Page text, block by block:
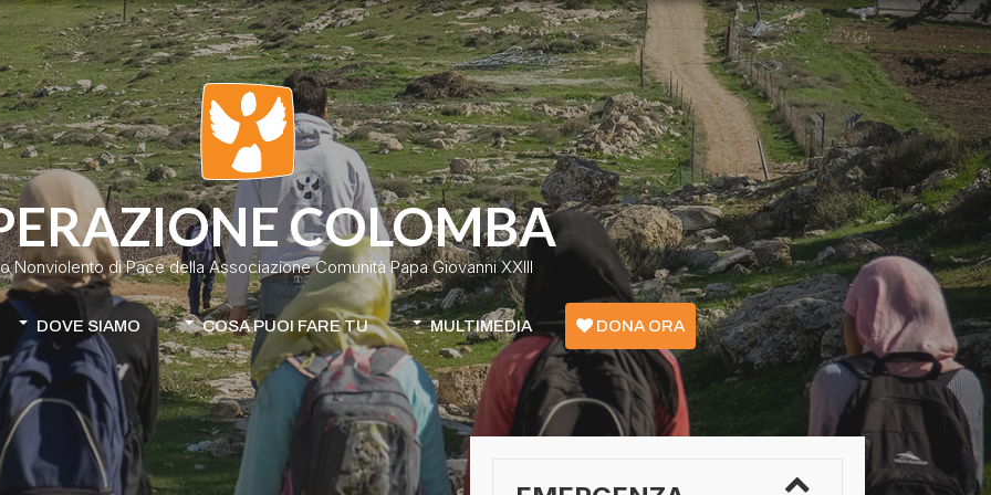
COLOMBA
Nonviolento di Pace della Associazione Comunità Papa Giovanni XXIII
DOVE SIAMO
Colombia
Cile-Mapuche
Emergenza Confini - Grecia
COSA PUOI FARE TU
Donazione classica
Donazione continuativa
Apri la tua raccolta fondi
MULTIMEDIA DONA ORA